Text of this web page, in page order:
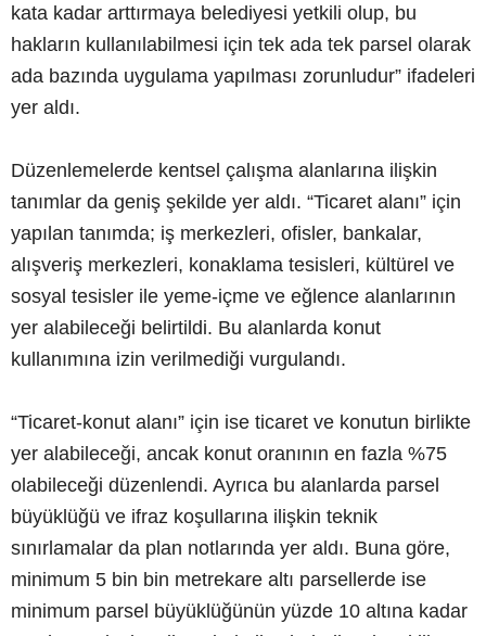
kata kadar arttırmaya belediyesi yetkili olup, bu
hakların kullanılabilmesi için tek ada tek parsel olarak
ada bazında uygulama yapılması zorunludur” ifadeleri
yer aldı.
Düzenlemelerde kentsel çalışma alanlarına ilişkin
tanımlar da geniş şekilde yer aldı. “Ticaret alanı” için
yapılan tanımda; iş merkezleri, ofisler, bankalar,
alışveriş merkezleri, konaklama tesisleri, kültürel ve
sosyal tesisler ile yeme-içme ve eğlence alanlarının
yer alabileceği belirtildi. Bu alanlarda konut
kullanımına izin verilmediği vurgulandı.
“Ticaret-konut alanı” için ise ticaret ve konutun birlikte
yer alabileceği, ancak konut oranının en fazla %75
olabileceği düzenlendi. Ayrıca bu alanlarda parsel
büyüklüğü ve ifraz koşullarına ilişkin teknik
sınırlamalar da plan notlarında yer aldı. Buna göre,
minimum 5 bin bin metrekare altı parsellerde ise
minimum parsel büyüklüğünün yüzde 10 altına kadar